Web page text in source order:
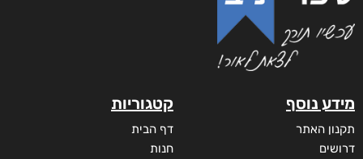
מידע נוסף
תקנון האתר
דרושים
קטגוריות
דף הבית
חנות